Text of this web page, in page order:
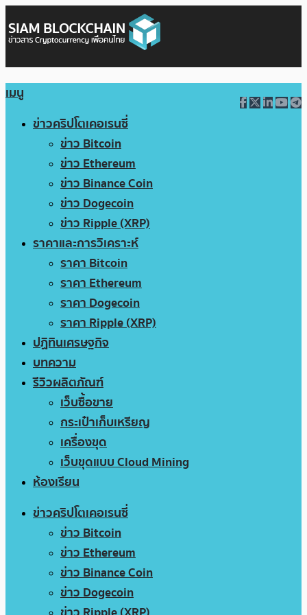
เมนู
ข่าวคริปโตเคอเรนซี่
ข่าว Bitcoin
ข่าว Ethereum
ข่าว Binance Coin
ข่าว Dogecoin
ข่าว Ripple (XRP)
ราคาและการวิเคราะห์
ราคา Bitcoin
ราคา Ethereum
ราคา Dogecoin
ราคา Ripple (XRP)
ปฏิทินเศรษฐกิจ
บทความ
รีวิวผลิตภัณฑ์
เว็บซื้อขาย
กระเป๋าเก็บเหรียญ
เครื่องขุด
เว็บขุดแบบ Cloud Mining
ห้องเรียน
ข่าวคริปโตเคอเรนซี่
ข่าว Bitcoin
ข่าว Ethereum
ข่าว Binance Coin
ข่าว Dogecoin